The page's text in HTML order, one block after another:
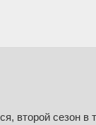
второй сезон